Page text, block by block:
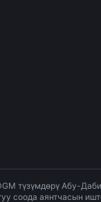
түзүмдөрү Абу-
соода аянтчасын